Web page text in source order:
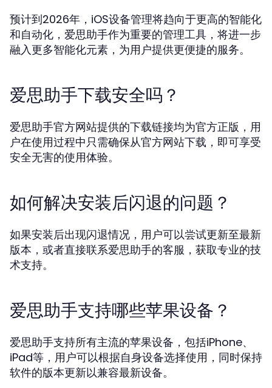
预计到2026年，iOS设备管理将趋向于更高的智能化
和自动化，爱思助手作为重要的管理工具，将进一步
融入更多智能化元素，为用户提供更便捷的服务。
爱思助手下载安全吗？
爱思助手官方网站提供的下载链接均为官方正版，用
户在使用过程中只需确保从官方网站下载，即可享受
安全无害的使用体验。
如何解决安装后闪退的问题？
如果安装后出现闪退情况，用户可以尝试更新至最新
版本，或者直接联系爱思助手的客服，获取专业的技
术支持。
爱思助手支持哪些苹果设备？
爱思助手支持所有主流的苹果设备，包括iPhone、
iPad等，用户可以根据自身设备选择使用，同时保持
软件的版本更新以兼容最新设备。